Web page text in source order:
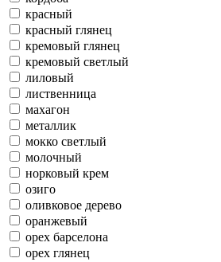
красный
красный глянец
кремовый глянец
кремовый светлый
лиловый
лиственница
махагон
металлик
мокко светлый
молочный
норковый крем
озиго
оливковое дерево
оранжевый
орех барселона
орех глянец